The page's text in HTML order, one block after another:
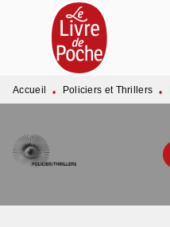
MENU RECHERCHE
PIED DE PAGE
Accueil • Policiers et Thrillers •